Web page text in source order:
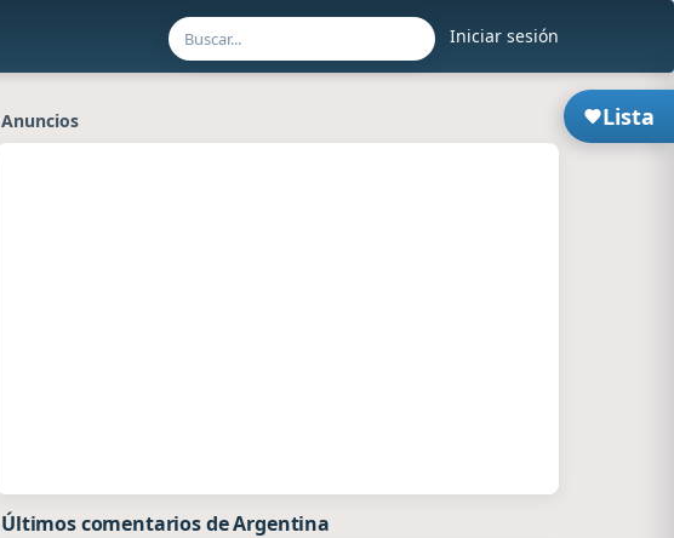
Iniciar sesión
Lista
Anuncios
Últimos comentarios de Argentina